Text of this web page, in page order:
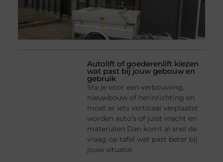
Autolift of goederenlift kiezen
wat past bij jouw gebouw en
gebruik
Sta je voor een verbouwing,
nieuwbouw of herinrichting en
moet er iets verticaal verplaatst
worden auto’s of juist vracht en
materialen Dan komt al snel de
vraag op tafel wat past beter bij
jouw situatie